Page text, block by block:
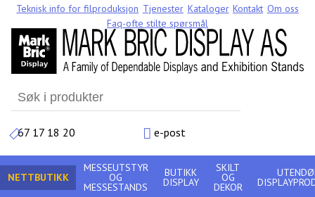
Search
for:
67 17 18 20
e-post
Teknisk info for filproduksjon Tjenester Kataloger Kontakt Om oss
Faq-ofte stilte spørsmål
NETTBUTIKK
MESSEUTSTYR
OG
MESSESTANDS
BUTIKK
DISPLAY
SKILT
OG
DEKOR